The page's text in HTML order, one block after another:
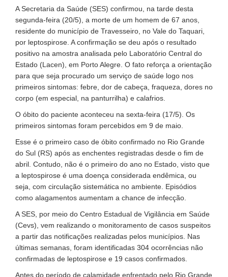
A Secretaria da Saúde (SES) confirmou, na tarde desta
segunda-feira (20/5), a morte de um homem de 67 anos,
residente do município de Travesseiro, no Vale do Taquari,
por leptospirose. A confirmação se deu após o resultado
positivo na amostra analisada pelo Laboratório Central do
Estado (Lacen), em Porto Alegre. O fato reforça a orientação
para que seja procurado um serviço de saúde logo nos
primeiros sintomas: febre, dor de cabeça, fraqueza, dores no
corpo (em especial, na panturrilha) e calafrios.
O óbito do paciente aconteceu na sexta-feira (17/5). Os
primeiros sintomas foram percebidos em 9 de maio.
Esse é o primeiro caso de óbito confirmado no Rio Grande
do Sul (RS) após as enchentes registradas desde o fim de
abril. Contudo, não é o primeiro do ano no Estado, visto que
a leptospirose é uma doença considerada endêmica, ou
seja, com circulação sistemática no ambiente. Episódios
como alagamentos aumentam a chance de infecção.
A SES, por meio do Centro Estadual de Vigilância em Saúde
(Cevs), vem realizando o monitoramento de casos suspeitos
a partir das notificações realizadas pelos municípios. Nas
últimas semanas, foram identificadas 304 ocorrências não
confirmadas de leptospirose e 19 casos confirmados.
Antes do período de calamidade enfrentado pelo Rio Grande